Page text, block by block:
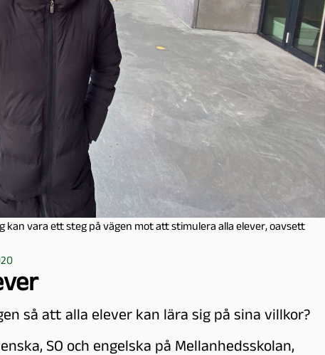
vara ett steg på vägen mot att stimulera alla elever, oavsett
så att alla elever kan lära sig på sina villkor?
SO och engelska på Mellanhedsskolan,